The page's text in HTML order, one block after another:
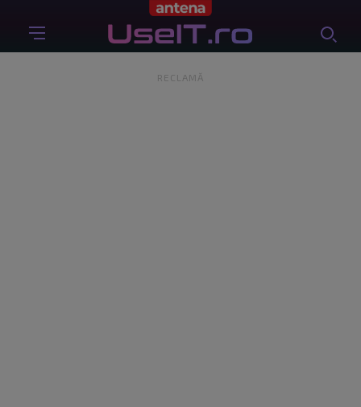
RECLAMĂ